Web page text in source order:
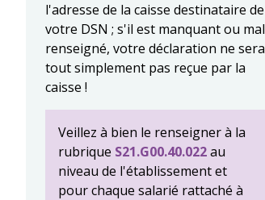
l'adresse de la caisse destinataire de
votre DSN ; s'il est manquant ou mal
renseigné, votre déclaration ne sera
tout simplement pas reçue par la
caisse !
Veillez à bien le renseigner à la
rubrique S21.G00.40.022au
niveau de l'établissement et
pour chaque salarié rattaché à